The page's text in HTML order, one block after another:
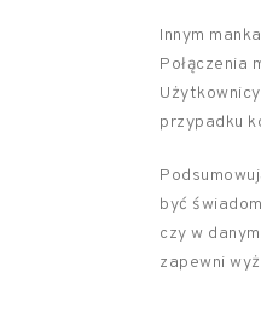
Innym
Połączenia
przypadku
być
czy w
zapewni